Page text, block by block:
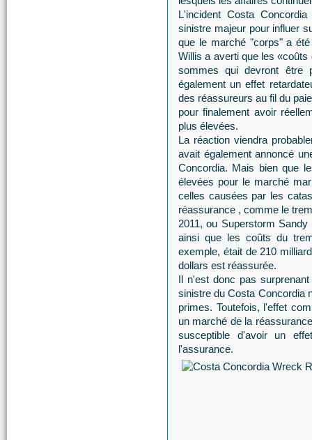
L'incident Costa
sinistre majeur pour influer
que le marché "corps" a
Willis a averti que les
sommes qui devront
également un effet
des réassureurs au fil du
pour finalement avoir
plus élevées.
La réaction viendra
avait également annoncé
Concordia. Mais bien que
élevées pour le marché
celles causées par les
réassurance , comme le
2011, ou Superstorm
ainsi que les coûts du
exemple, était de 210
dollars est réassurée.
Il n'est donc pas
sinistre du Costa Concordia
primes. Toutefois, l'effet
un marché de la
susceptible d'avoir un
l'assurance.